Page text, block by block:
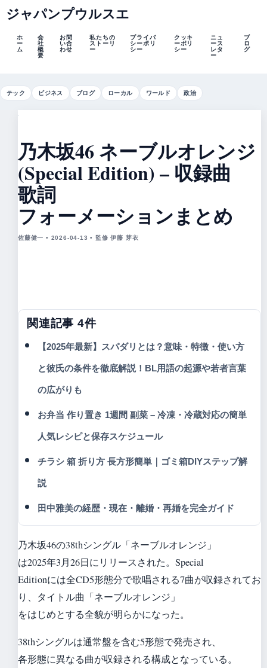
ジャパンプウルスエ
ホ
ー
ム
会
社
概
要
お問
い合
わせ
私たちの
ストーリ
ー
プライバ
シーポリ
シー
クッキ
ーポリ
シー
ニュ
ース
レタ
ー
ブ
ロ
グ
テック ビジネス ブログ ローカル ワールド 政治
乃木坂46 ネーブルオレンジ
(Special Edition) – 収録曲
歌詞
フォーメーションまとめ
佐藤健一 • 2026-04-13 • 監修 伊藤 芽衣
関連記事 4件
【2025年最新】スパダリとは？意味・特徴・使い方
と彼氏の条件を徹底解説！BL用語の起源や若者言葉
の広がりも
お弁当 作り置き 1週間 副菜 – 冷凍・冷蔵対応の簡単
人気レシピと保存スケジュール
チラシ 箱 折り方 長方形簡単｜ゴミ箱DIYステップ解
説
田中雅美の経歴・現在・離婚・再婚を完全ガイド
乃木坂46の38thシングル「ネーブルオレンジ」
は2025年3月26日にリリースされた。Special
Editionには全CD5形態分で歌唱される7曲が収録されてお
り、タイトル曲「ネーブルオレンジ」
をはじめとする全貌が明らかになった。
38thシングルは通常盤を含む5形態で発売され、
各形態に異なる曲が収録される構成となっている。